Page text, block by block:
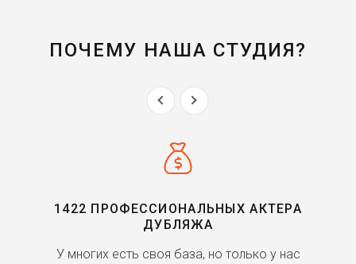
ПОЧЕМУ НАША СТУДИЯ?
1422 ПРОФЕССИОНАЛЬНЫХ АКТЕРА
ДУБЛЯЖА
У многих есть своя база, но только у нас